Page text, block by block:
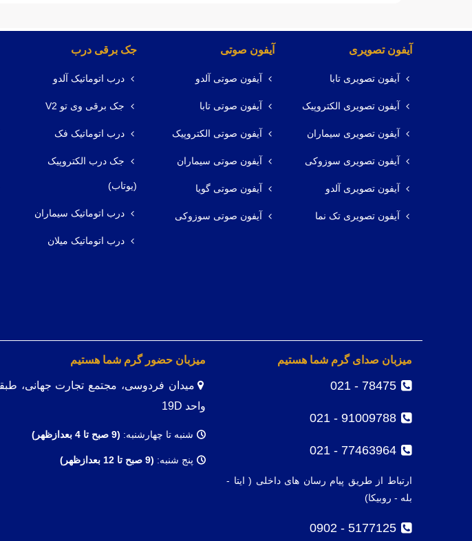
آیفون تصویری
آیفون تصویری تابا
آیفون تصویری الکتروپیک
آیفون تصویری سیماران
آیفون تصویری سوزوکی
آیفون تصویری آلدو
آیفون تصویری تک نما
آیفون صوتی
آیفون صوتی آلدو
آیفون صوتی تابا
آیفون صوتی الکتروپیک
آیفون صوتی سیماران
آیفون صوتی گویا
آیفون صوتی سوزوکی
جک برقی درب
درب اتوماتیک آلدو
جک برقی وی تو V2
درب اتوماتیک فک
جک درب الکتروپیک
(یوتاب)
درب اتوماتیک سیماران
درب اتوماتیک میلان
میزبان صدای گرم شما هستیم
78475 - 021
91009788 - 021
77463964 - 021
ارتباط از طریق پیام رسان های داخلی ( ایتا -
بله - روبیکا)
5177125 - 0902
میزبان حضور گرم شما هستیم
واحد 19D
شنبه تا چهارشنبه: (9 صبح تا 4 بعدازظهر)
پنج شنبه: (9 صبح تا 12 بعدازظهر)